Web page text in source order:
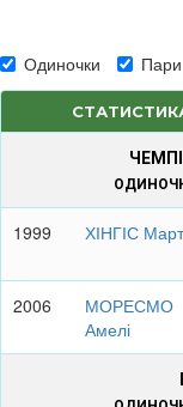
Одиночки Пари
1999 ХІНГІС
2006
МОРЕСМО
Амелі